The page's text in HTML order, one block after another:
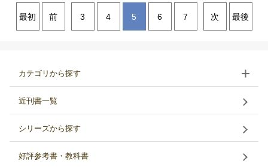
最初 前 3 4 5 6 7 次 最後
カテゴリから探す
近刊書一覧
シリーズから探す
好評参考書・教科書